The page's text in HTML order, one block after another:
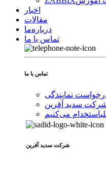
اخبار
مقالات
درباره‌ما
تماس با ما
تماس با ما
نمایندگی
شرکت سدید آفرین
استخدام ‌می‌کنیم
شرکت سدید‌ آفرین